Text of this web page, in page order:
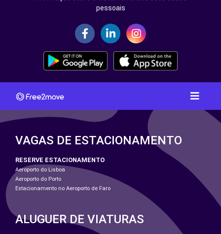
pessoais
VAGAS DE ESTACIONAMENTO
RESERVE ESTACIONAMENTO
Aeroporto do Lisboa
Aeroporto do Porto
Estacionamento no Aeroporto de Faro
ALUGUER DE VIATURAS